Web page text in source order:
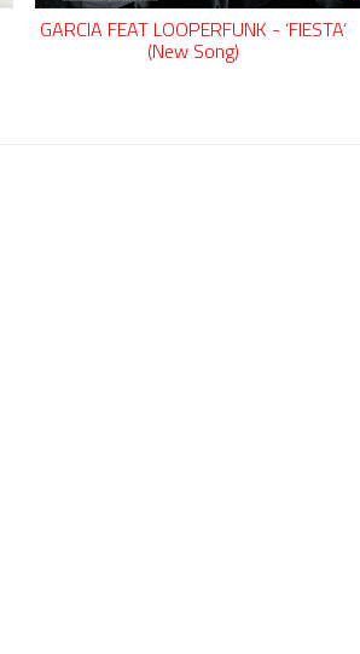
GARCIA FEAT LOOPERFUNK - ‘FIESTA‘
(New Song)